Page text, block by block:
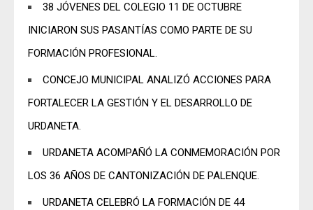
38 JÓVENES DEL COLEGIO 11 DE OCTUBRE
INICIARON SUS PASANTÍAS COMO PARTE DE SU
FORMACIÓN PROFESIONAL.
CONCEJO MUNICIPAL ANALIZÓ ACCIONES PARA
FORTALECER LA GESTIÓN Y EL DESARROLLO DE
URDANETA.
URDANETA ACOMPAÑÓ LA CONMEMORACIÓN POR
LOS 36 AÑOS DE CANTONIZACIÓN DE PALENQUE.
URDANETA CELEBRÓ LA FORMACIÓN DE 44